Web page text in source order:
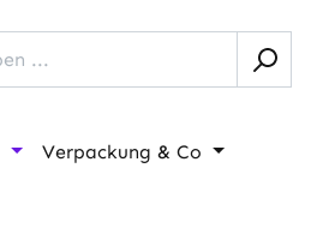
Verpackung & Co